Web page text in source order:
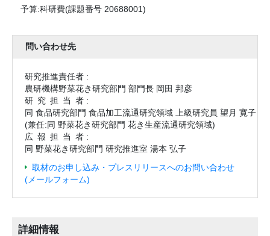
予算:科研費(課題番号 20688001)
問い合わせ先
研究推進責任者 :
農研機構野菜花き研究部門 部門長 岡田 邦彦
研究担当 者 :
同 食品研究部門 食品加工流通研究領域 上級研究員 望月 寛子
(兼任:同 野菜花き研究部門 花き生産流通研究領域)
広報担当 者 :
同 野菜花き研究部門 研究推進室 湯本 弘子
取材のお申し込み・プレスリリースへのお問い合わせ
(メールフォーム)
詳細情報